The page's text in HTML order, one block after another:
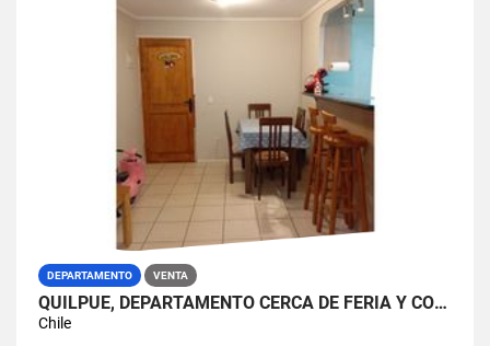
DEPARTAMENTO VENTA
QUILPUE, DEPARTAMENTO CERCA DE FERIA Y COLEGIO LOS REYES.
Chile